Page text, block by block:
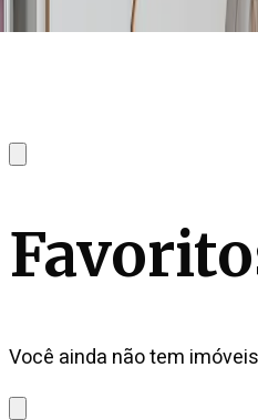
Você ainda não tem